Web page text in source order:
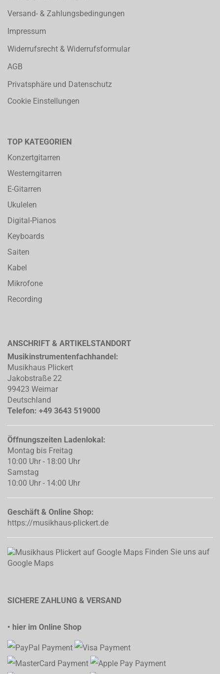
Versand- & Zahlungsbedingungen
Impressum
Widerrufsrecht & Widerrufsformular
AGB
Privatsphäre und Datenschutz
Cookie Einstellungen
TOP KATEGORIEN
Konzertgitarren
Westerngitarren
E-Gitarren
Ukulelen
Digital-Pianos
Keyboards
Saiten
Kabel
Mikrofone
Recording
ANSCHRIFT & ARTIKELSTANDORT
Musikinstrumentenfachhandel:
Musikhaus Plickert
Jakobstraße 22
99423 Weimar
Deutschland
Telefon: +49 3643 519000
Öffnungszeiten Ladenlokal:
Montag bis Freitag
10:00 Uhr - 18:00 Uhr
Samstag
10:00 Uhr - 14:00 Uhr
Geschäft & Online Shop:
https://musikhaus-plickert.de
Finden Sie uns auf
Google Maps
SICHERE ZAHLUNG & VERSAND
• hier im Online Shop